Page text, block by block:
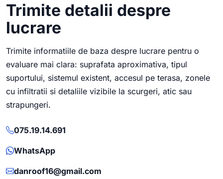
Trimite detalii despre
lucrare
Trimite informatiile de baza despre lucrare pentru o
evaluare mai clara: suprafata aproximativa, tipul
suportului, sistemul existent, accesul pe terasa, zonele
cu infiltratii si detaliile vizibile la scurgeri, atic sau
strapungeri.
075.19.14.691
WhatsApp
danroof16@gmail.com